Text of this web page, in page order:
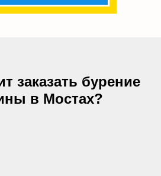
заказать бурение
в Мостах?